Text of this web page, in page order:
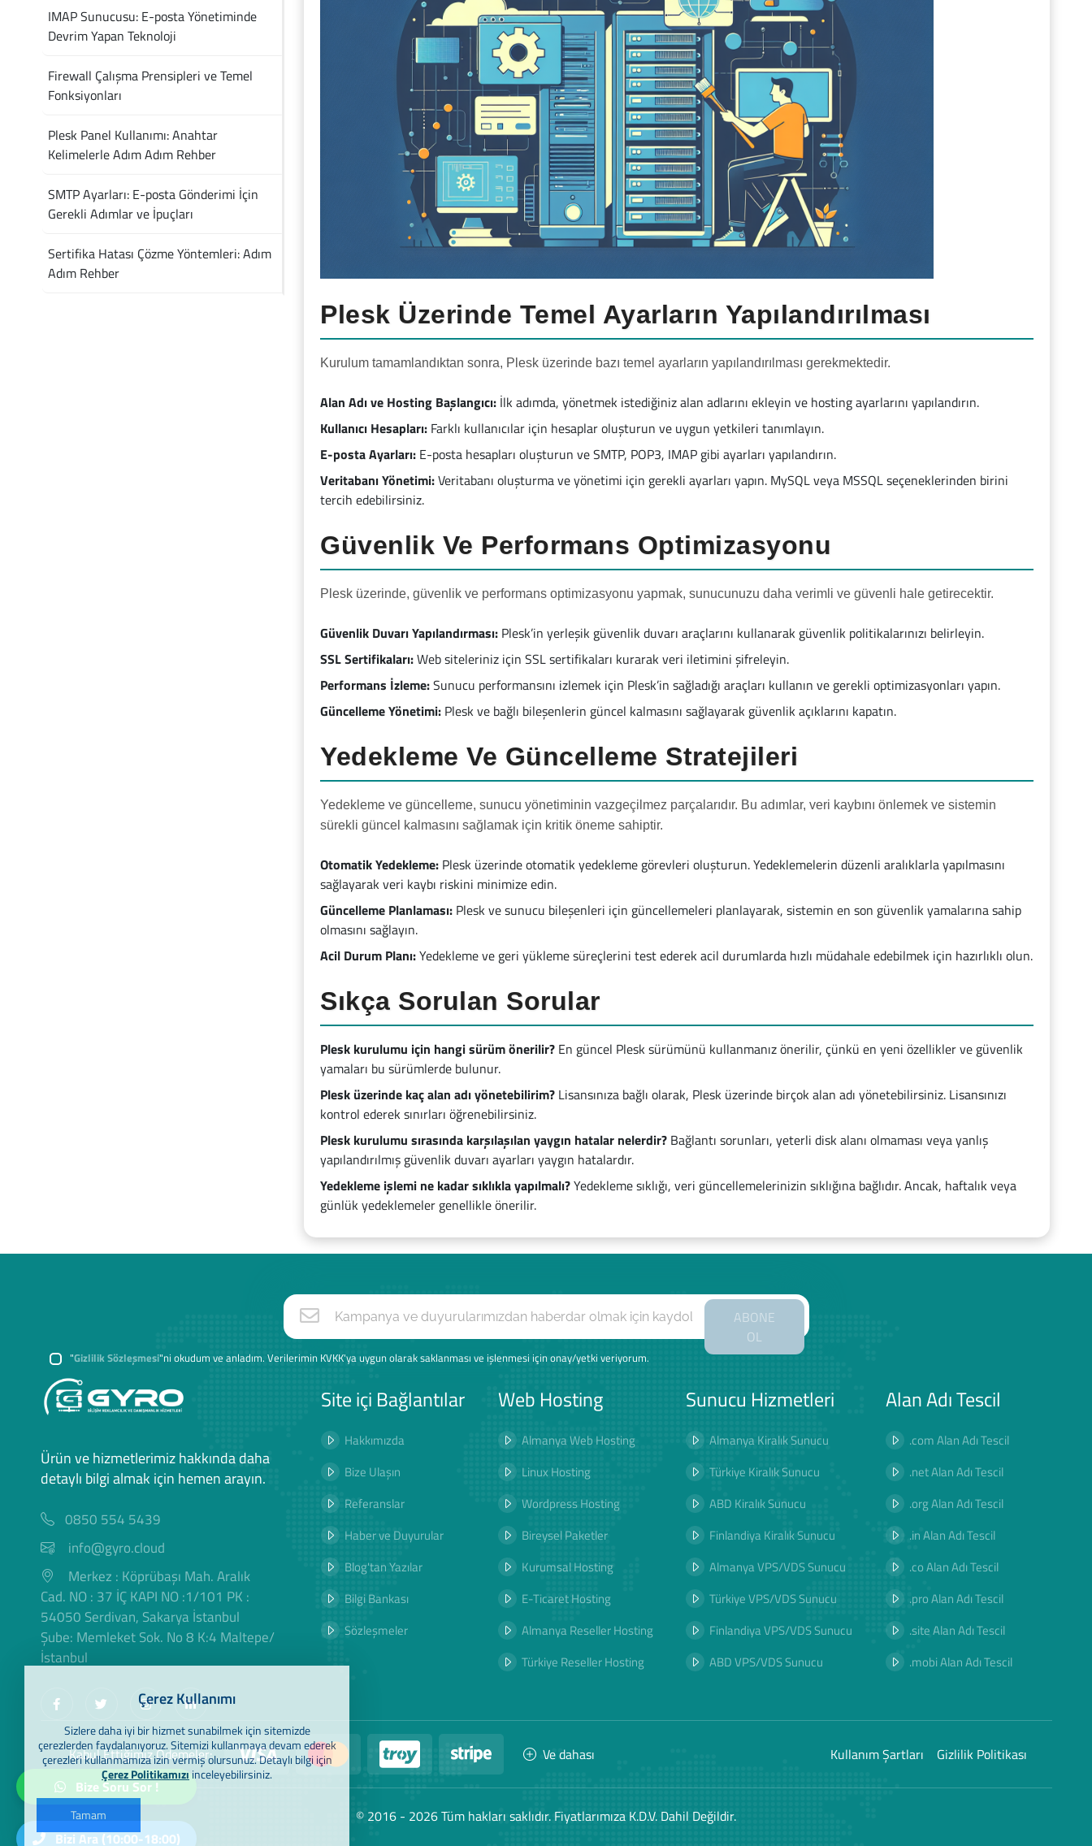
Bize Soru Sor !
Bizi Ara (10:00-18:00)
Plesk Üzerinde Temel Ayarların Yapılandırılması
Kurulum tamamlandıktan sonra, Plesk üzerinde bazı temel ayarların yapılandırılması gerekmektedir.
Alan Adı ve Hosting Başlangıcı: İlk adımda, yönetmek istediğiniz alan adlarını ekleyin ve hosting ayarlarını yapılandırın.
Kullanıcı Hesapları: Farklı kullanıcılar için hesaplar oluşturun ve uygun yetkileri tanımlayın.
E-posta Ayarları: E-posta hesapları oluşturun ve SMTP, POP3, IMAP gibi ayarları yapılandırın.
Veritabanı Yönetimi:Veritabanı oluşturma ve yönetimi için gerekli ayarları yapın. MySQL veya MSSQL seçeneklerinden birini
tercih edebilirsiniz.
Güvenlik Ve Performans Optimizasyonu
Plesk üzerinde, güvenlik ve performans optimizasyonu yapmak, sunucunuzu daha verimli ve güvenli hale getirecektir.
Güvenlik Duvarı Yapılandırması: Plesk’in yerleşik güvenlik duvarı araçlarını kullanarak güvenlik politikalarınızı belirleyin.
SSL Sertifikaları:Web siteleriniz için SSL sertifikaları kurarak veri iletimini şifreleyin.
Performans İzleme:Sunucu performansını izlemek için Plesk’in sağladığı araçları kullanın ve gerekli optimizasyonları yapın.
Güncelleme Yönetimi: Plesk ve bağlı bileşenlerin güncel kalmasını sağlayarak güvenlik açıklarını kapatın.
Yedekleme Ve Güncelleme Stratejileri
Yedekleme ve güncelleme, sunucu yönetiminin vazgeçilmez parçalarıdır. Bu adımlar, veri kaybını önlemek ve sistemin
sürekli güncel kalmasını sağlamak için kritik öneme sahiptir.
Otomatik Yedekleme: Plesk üzerinde otomatik yedekleme görevleri oluşturun. Yedeklemelerin düzenli aralıklarla yapılmasını
sağlayarak veri kaybı riskini minimize edin.
Güncelleme Planlaması: Plesk ve sunucu bileşenleri için güncellemeleri planlayarak, sistemin en son güvenlik yamalarına sahip
olmasını sağlayın.
Acil Durum Planı:Yedekleme ve geri yükleme süreçlerini test ederek acil durumlarda hızlı müdahale edebilmek için hazırlıklı olun.
Sıkça Sorulan Sorular
Plesk kurulumu için hangi sürüm önerilir? En güncel Plesk sürümünü kullanmanız önerilir, çünkü en yeni özellikler ve güvenlik
yamaları bu sürümlerde bulunur.
Plesk üzerinde kaç alan adı yönetebilirim? Lisansınıza bağlı olarak, Plesk üzerinde birçok alan adı yönetebilirsiniz. Lisansınızı
kontrol ederek sınırları öğrenebilirsiniz.
Plesk kurulumu sırasında karşılaşılan yaygın hatalar nelerdir? Bağlantı sorunları, yeterli disk alanı olmaması veya yanlış
yapılandırılmış güvenlik duvarı ayarları yaygın hatalardır.
Yedekleme işlemi ne kadar sıklıkla yapılmalı?Yedekleme sıklığı, veri güncellemelerinizin sıklığına bağlıdır. Ancak, haftalık veya
günlük yedeklemeler genellikle önerilir.
IMAP Sunucusu: E-posta Yönetiminde
Devrim Yapan Teknoloji
Firewall Çalışma Prensipleri ve Temel
Fonksiyonları
Plesk Panel Kullanımı: Anahtar
Kelimelerle Adım Adım Rehber
SMTP Ayarları: E-posta Gönderimi İçin
Gerekli Adımlar ve İpuçları
Sertifika Hatası Çözme Yöntemleri: Adım
Adım Rehber
ABONE
OL
"Gizlilik Sözleşmesi"ni okudum ve anladım. Verilerimin KVKK'ya uygun olarak saklanması ve işlenmesi için onay/yetki veriyorum.
Ürün ve hizmetlerimiz hakkında daha
detaylı bilgi almak için hemen arayın.
0850 554 5439
info@gyro.cloud
Merkez : Köprübaşı Mah. Aralık
Cad. NO : 37 İÇ KAPI NO :1/101 PK :
54050 Serdivan, Sakarya İstanbul
Şube: Memleket Sok. No 8 K:4 Maltepe/
İstanbul
Site içi Bağlantılar
Hakkımızda
Bize Ulaşın
Referanslar
Haber ve Duyurular
Blog'tan Yazılar
Bilgi Bankası
Sözleşmeler
Web Hosting
Almanya Web Hosting
Linux Hosting
Wordpress Hosting
Bireysel Paketler
Kurumsal Hosting
E-Ticaret Hosting
Almanya Reseller Hosting
Türkiye Reseller Hosting
Sunucu Hizmetleri
Almanya Kiralık Sunucu
Türkiye Kiralık Sunucu
ABD Kiralık Sunucu
Finlandiya Kiralık Sunucu
Almanya VPS/VDS Sunucu
Türkiye VPS/VDS Sunucu
Finlandiya VPS/VDS Sunucu
ABD VPS/VDS Sunucu
Alan Adı Tescil
.com Alan Adı Tescil
.net Alan Adı Tescil
.org Alan Adı Tescil
.in Alan Adı Tescil
.co Alan Adı Tescil
.pro Alan Adı Tescil
.site Alan Adı Tescil
.mobi Alan Adı Tescil
Kabul Ettiğimiz Ödemeler: Ve dahası Kullanım Şartları Gizlilik Politikası
© 2016 - 2026 Tüm hakları saklıdır. Fiyatlarımıza K.D.V. Dahil Değildir.
Çerez Kullanımı
Sizlere daha iyi bir hizmet sunabilmek için sitemizde
çerezlerden faydalanıyoruz. Sitemizi kullanmaya devam ederek
çerezleri kullanmamıza izin vermiş olursunuz. Detaylı bilgi için
Çerez Politikamızı inceleyebilirsiniz.
Tamam